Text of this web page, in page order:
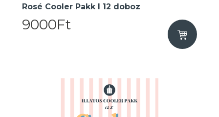
Rosé Cooler Pakk I 12 doboz
9000Ft